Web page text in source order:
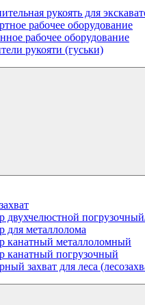
рукоять для
рабочее оборудование
рабочее оборудование
рукояти (гуськи)
двухчелюстной
для металлолома
канатный металлоломный
канатный погрузочный
захват для леса